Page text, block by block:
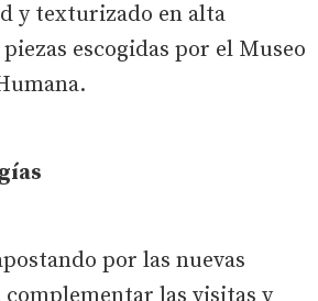
y texturizado en alta
escogidas por el Museo
por las nuevas